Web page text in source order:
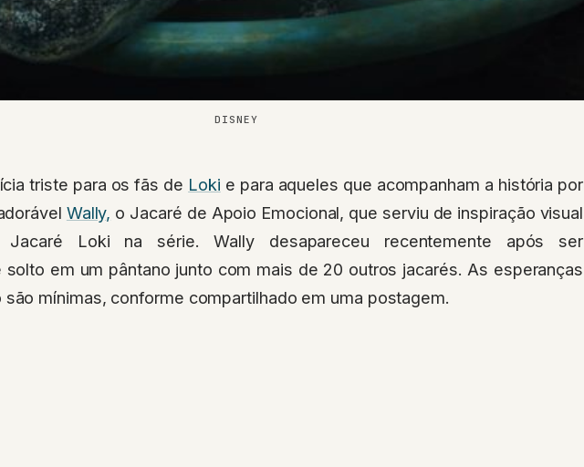
DISNEY
triste para os fãs de Loki e para aqueles que acompanham a história por
Wally, o Jacaré de Apoio Emocional, que serviu de inspiração visual
Loki na série. Wally desapareceu recentemente após ser
em um pântano junto com mais de 20 outros jacarés. As esperanças
mínimas, conforme compartilhado em uma postagem.